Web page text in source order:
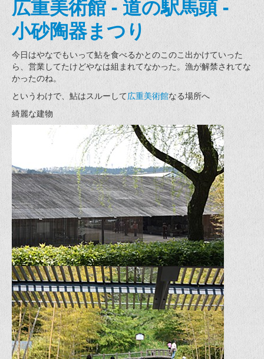
広重美術館 - 道の駅馬頭 -
小砂陶器まつり
今日はやなでもいって鮎を食べるかとのこのこ出かけていった
ら、営業してたけどやなは組まれてなかった。漁が解禁されてな
かったのね。
というわけで、鮎はスルーして広重美術館なる場所へ
綺麗な建物